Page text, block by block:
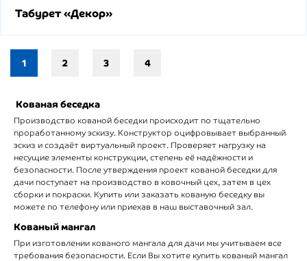
Табурет «Декор»
1 2 3 4
Кованая беседка
Производство кованой беседки происходит по тщательно
проработанному эскизу. Конструктор оцифровывает выбранный
эскиз и создаёт виртуальный проект. Проверяет нагрузку на
несущие элементы конструкции, степень её надёжности и
безопасности. После утверждения проект кованой беседки для
дачи поступает на производство в ковочный цех, затем в цех
сборки и покраски. Купить или заказать кованую беседку вы
можете по телефону или приехав в наш выставочный зал.
Кованый мангал
При изготовлении кованого мангала для дачи мы учитываем все
требования безопасности. Если Вы хотите купить кованый мангал